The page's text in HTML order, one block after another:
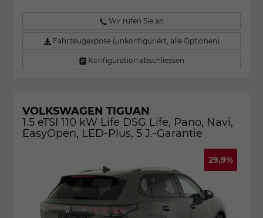
Wir rufen Sie an
Fahrzeugexpose (unkonfiguriert, alle Optionen)
Konfiguration abschliessen
VOLKSWAGEN TIGUAN
1.5 eTSI 110 kW Life DSG Life, Pano, Navi,
EasyOpen, LED-Plus, 5 J.-Garantie
29,9%